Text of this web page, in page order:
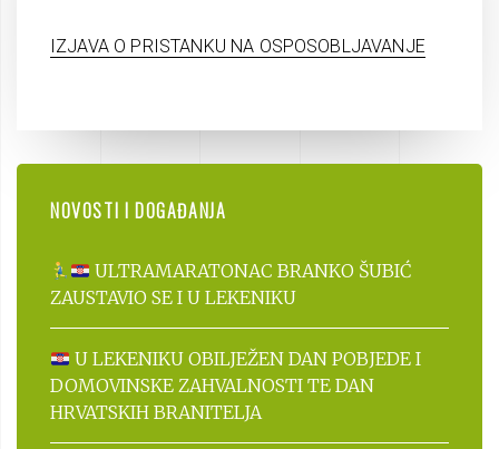
IZJAVA O PRISTANKU NA OSPOSOBLJAVANJE
NOVOSTI I DOGAĐANJA
ULTRAMARATONAC BRANKO ŠUBIĆ
ZAUSTAVIO SE I U LEKENIKU
U LEKENIKU OBILJEŽEN DAN POBJEDE I
DOMOVINSKE ZAHVALNOSTI TE DAN
HRVATSKIH BRANITELJA